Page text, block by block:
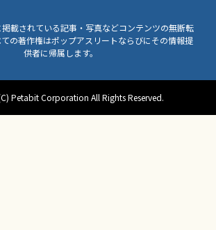
載されている記事・写真などコンテンツの無断転
の著作権はポップアスリートならびにその情報提
供者に帰属します。
Petabit Corporation All Rights Reserved.